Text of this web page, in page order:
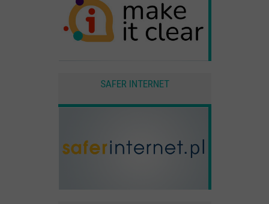
SAFER INTERNET
Pliki Cookies od zewnętrznych dostawców usług takich jak filmy